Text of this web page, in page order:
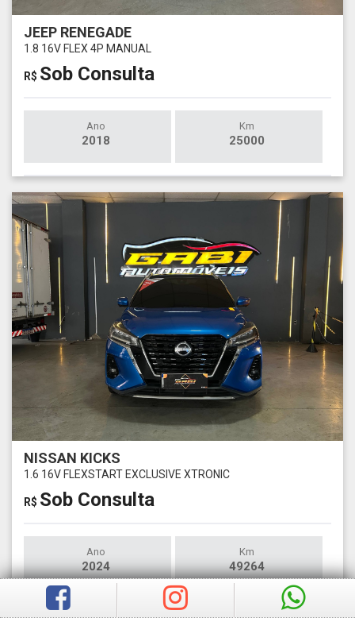
JEEP RENEGADE
1.8 16V FLEX 4P MANUAL
R$ Sob Consulta
Ano
2018
Km
25000
NISSAN KICKS
1.6 16V FLEXSTART EXCLUSIVE XTRONIC
R$ Sob Consulta
Ano
2024
Km
49264